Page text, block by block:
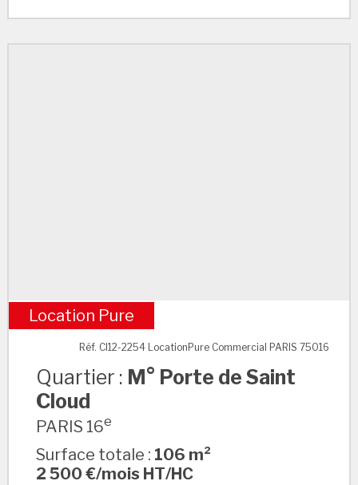
M° Porte de Saint Cloud
Location Pure
Réf. CI12-2254 LocationPure Commercial PARIS 75016
Quartier : M° Porte de Saint
Cloud
PARIS 16e
Surface totale : 106 m²
2 500 €/mois HT/HC